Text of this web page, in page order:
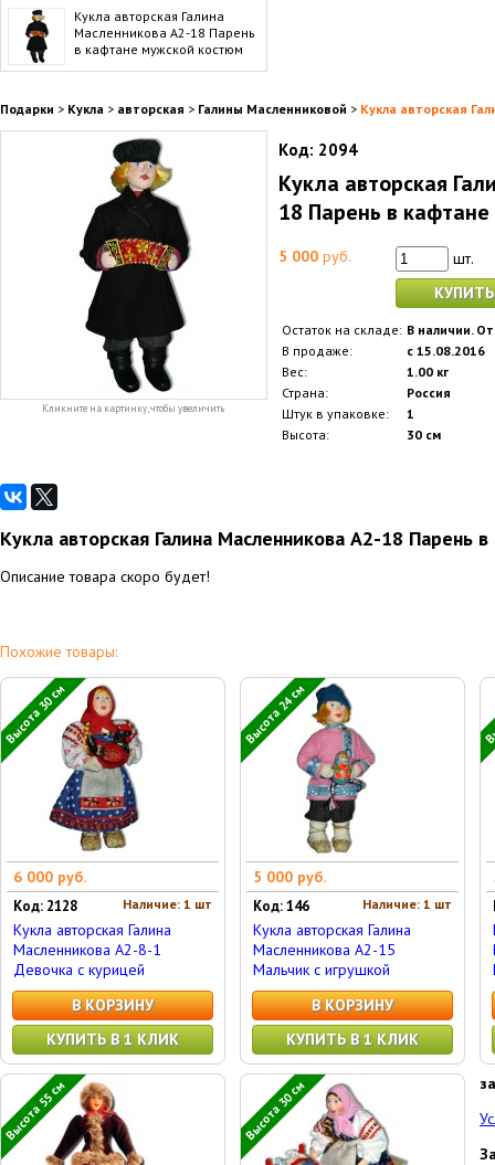
Кукла авторская Галина
Масленникова А2-18 Парень
в кафтане мужской костюм
Подарки > Кукла > авторская > Галины Масленниковой > Кукла авторская
Кликните на картинку, чтобы увеличить
Код: 2094
Кукла авторская
18 Парень в
5 000 руб.
шт.
Остаток на складе: В наличии.
В продаже:
с 15.08.2016
Вес:
1.00 кг
Страна:
Россия
Штук в упаковке:
1
Высота:
30 см
Кукла авторская Галина Масленникова А2-18 Парень
Описание товара скоро будет!
Похожие товары:
Высота 30 см
6 000 руб.
Наличие: 1 шт
Код: 2128
Кукла авторская Галина
Масленникова А2-8-1
Девочка с курицей
В КОРЗИНУ
КУПИТЬ В 1 КЛИК
Высота 24 см
5 000 руб.
Наличие: 1 шт
Код: 146
Кукла авторская Галина
Масленникова А2-15
Мальчик с игрушкой
В КОРЗИНУ
КУПИТЬ В 1 КЛИК
Высота 55 см Высота 30 см